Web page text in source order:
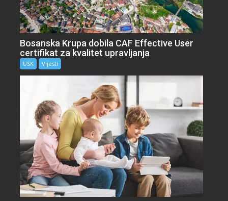
Bosanska Krupa dobila CAF Effective User
certifikat za kvalitet upravljanja
USK Vijesti